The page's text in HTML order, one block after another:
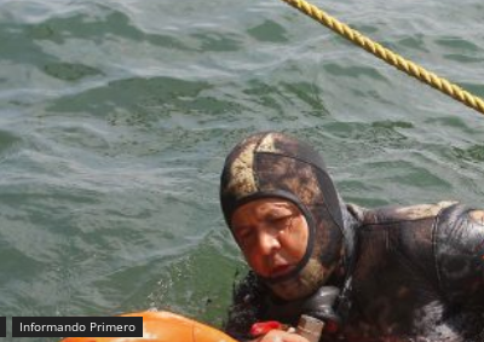
Informando Primero